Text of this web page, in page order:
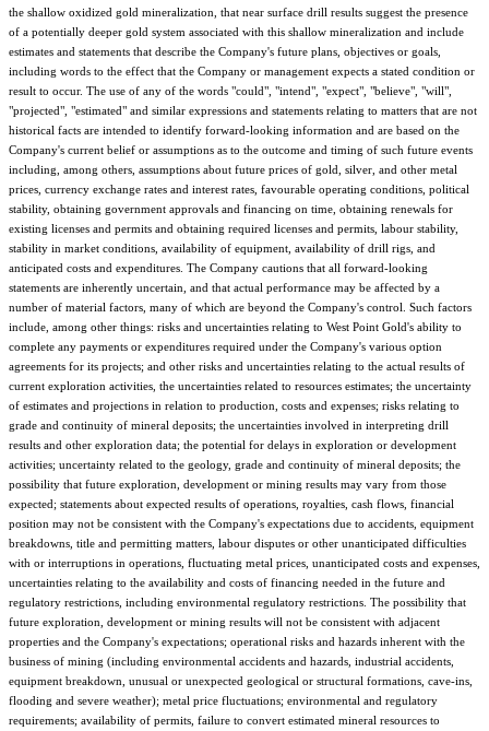
the shallow oxidized gold mineralization, that near surface drill results suggest the presence
of a potentially deeper gold system associated with this shallow mineralization and include
estimates and statements that describe the Company's future plans, objectives or goals,
including words to the effect that the Company or management expects a stated condition or
result to occur. The use of any of the words "could", "intend", "expect", "believe", "will",
"projected", "estimated" and similar expressions and statements relating to matters that are not
historical facts are intended to identify forward-looking information and are based on the
Company's current belief or assumptions as to the outcome and timing of such future events
including, among others, assumptions about future prices of gold, silver, and other metal
prices, currency exchange rates and interest rates, favourable operating conditions, political
stability, obtaining government approvals and financing on time, obtaining renewals for
existing licenses and permits and obtaining required licenses and permits, labour stability,
stability in market conditions, availability of equipment, availability of drill rigs, and
anticipated costs and expenditures. The Company cautions that all forward-looking
statements are inherently uncertain, and that actual performance may be affected by a
number of material factors, many of which are beyond the Company's control. Such factors
include, among other things: risks and uncertainties relating to West Point Gold's ability to
complete any payments or expenditures required under the Company's various option
agreements for its projects; and other risks and uncertainties relating to the actual results of
current exploration activities, the uncertainties related to resources estimates; the uncertainty
of estimates and projections in relation to production, costs and expenses; risks relating to
grade and continuity of mineral deposits; the uncertainties involved in interpreting drill
results and other exploration data; the potential for delays in exploration or development
activities; uncertainty related to the geology, grade and continuity of mineral deposits; the
possibility that future exploration, development or mining results may vary from those
expected; statements about expected results of operations, royalties, cash flows, financial
position may not be consistent with the Company's expectations due to accidents, equipment
breakdowns, title and permitting matters, labour disputes or other unanticipated difficulties
with or interruptions in operations, fluctuating metal prices, unanticipated costs and expenses,
uncertainties relating to the availability and costs of financing needed in the future and
regulatory restrictions, including environmental regulatory restrictions. The possibility that
future exploration, development or mining results will not be consistent with adjacent
properties and the Company's expectations; operational risks and hazards inherent with the
business of mining (including environmental accidents and hazards, industrial accidents,
equipment breakdown, unusual or unexpected geological or structural formations, cave-ins,
flooding and severe weather); metal price fluctuations; environmental and regulatory
requirements; availability of permits, failure to convert estimated mineral resources to